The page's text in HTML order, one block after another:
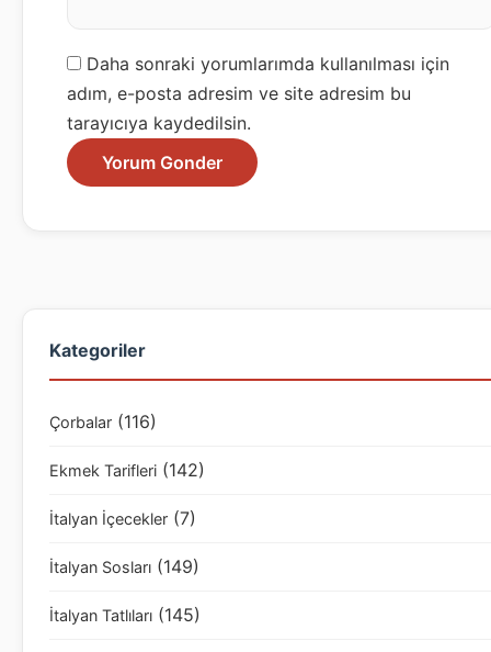
Daha sonraki yorumlarımda kullanılması için
adım, e-posta adresim ve site adresim bu
tarayıcıya kaydedilsin.
Kategoriler
Çorbalar (116)
Ekmek Tarifleri (142)
İtalyan İçecekler (7)
İtalyan Sosları (149)
İtalyan Tatlıları (145)